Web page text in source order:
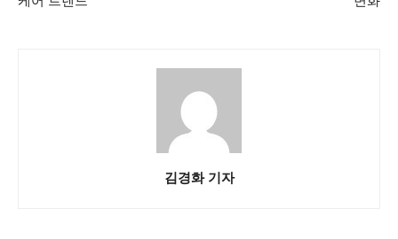
김경화 기자